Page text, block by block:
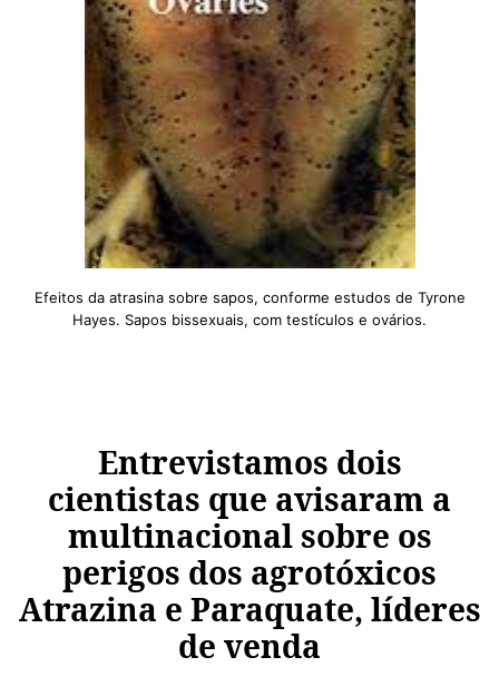
Efeitos da atrasina sobre sapos, conforme estudos de Tyrone
Hayes. Sapos bissexuais, com testículos e ovários.
Entrevistamos dois
cientistas que avisaram a
multinacional sobre os
perigos dos agrotóxicos
Atrazina e Paraquate, líderes
de venda